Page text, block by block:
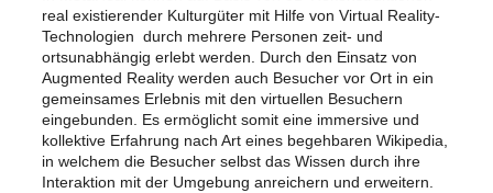
real existierender Kulturgüter mit Hilfe von Virtual Reality-
Technologien durch mehrere Personen zeit- und
ortsunabhängig erlebt werden. Durch den Einsatz von
Augmented Reality werden auch Besucher vor Ort in ein
gemeinsames Erlebnis mit den virtuellen Besuchern
eingebunden. Es ermöglicht somit eine immersive und
kollektive Erfahrung nach Art eines begehbaren Wikipedia,
in welchem die Besucher selbst das Wissen durch ihre
Interaktion mit der Umgebung anreichern und erweitern.